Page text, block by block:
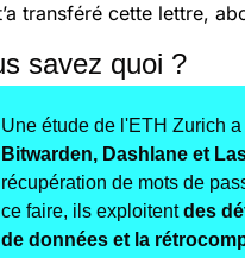
transféré cette lettre,
savez quoi ?
Une étude de l'ETH Zurich
Bitwarden, Dashlane et
récupération de mots de
ce faire, ils exploitent des
de données et la